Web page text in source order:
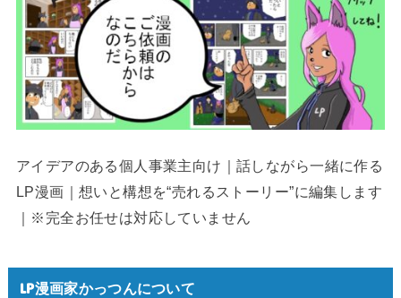
アイデアのある個人事業主向け｜話しながら一緒に作る
LP漫画｜想いと構想を“売れるストーリー”に編集します
｜※完全お任せは対応していません
LP漫画家かっつんについて